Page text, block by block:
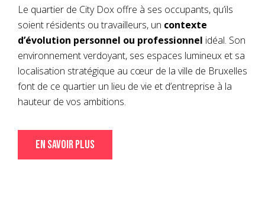
Le quartier de City Dox offre à ses occupants, qu’ils
soient résidents ou travailleurs, un contexte
d’évolution personnel ou professionnel idéal. Son
environnement verdoyant, ses espaces lumineux et sa
localisation stratégique au cœur de la ville de Bruxelles
font de ce quartier un lieu de vie et d’entreprise à la
hauteur de vos ambitions.
En savoir plus